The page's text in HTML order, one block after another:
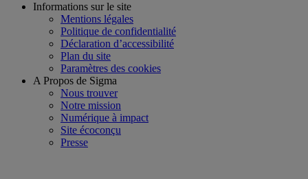
Informations sur le site
Mentions légales
Politique de confidentialité
Déclaration d’accessibilité
Plan du site
Paramètres des cookies
A Propos de Sigma
Nous trouver
Notre mission
Numérique à impact
Site écoconçu
Presse